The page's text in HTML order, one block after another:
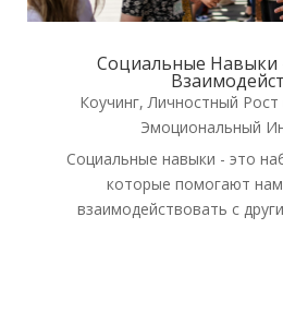
Социальные Навыки
Коучинг,Личностный
Эмоциональный
Социальные навыки - это
которые помогают
взаимодействовать с